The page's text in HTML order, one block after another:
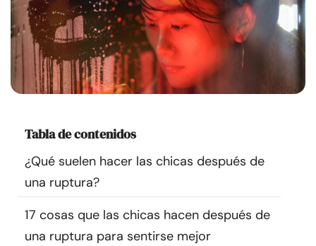
Ayuda
Cursos
Comunidad
Encuentra un terapeuta
Tabla de contenidos
¿Qué suelen hacer las chicas después de
una ruptura?
17 cosas que las chicas hacen después de
una ruptura para sentirse mejor